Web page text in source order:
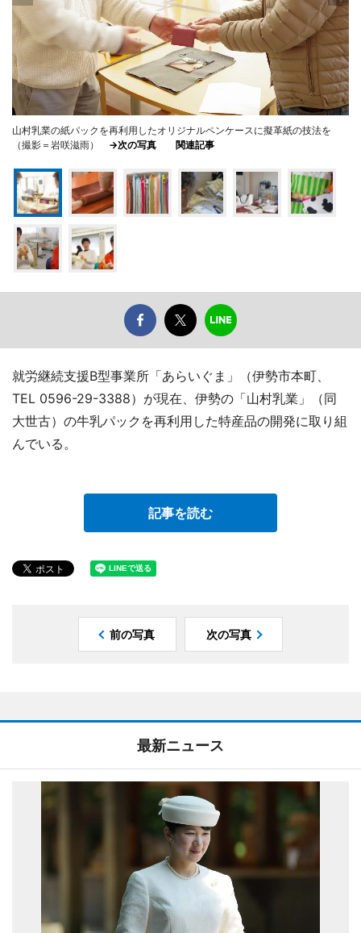
山村乳業の紙パックを再利用したオリジナルペンケースに擬革紙の技法を
（撮影＝岩咲滋雨） →次の写真 関連記事
就労継続支援B型事業所「あらいぐま」（伊勢市本町、
TEL 0596-29-3388）が現在、伊勢の「山村乳業」（同
大世古）の牛乳パックを再利用した特産品の開発に取り組
んでいる。
記事を読む
前の写真 次の写真
最新ニュース